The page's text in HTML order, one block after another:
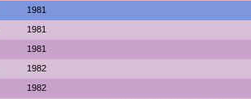
1981
1981
1981
1982
1982